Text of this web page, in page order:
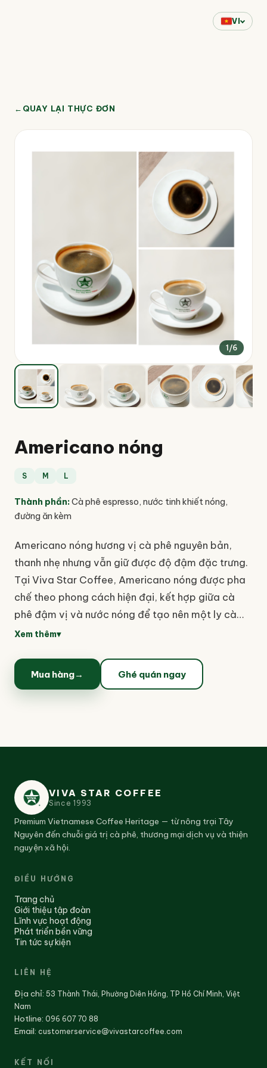
VI
← QUAY LẠI THỰC ĐƠN
1 /6
Americano nóng
S M L
Thành phần:Cà phê espresso, nước tinh khiết nóng,
đường ăn kèm
Americano nóng hương vị cà phê nguyên bản,
thanh nhẹ nhưng vẫn giữ được độ đậm đặc trưng.
Tại Viva Star Coffee, Americano nóng được pha
chế theo phong cách hiện đại, kết hợp giữa cà
phê đậm vị và nước nóng để tạo nên một ly cà
phê dễ uống, ít ngọt và phù hợp với nhiều thời
nóng nằm ở sự đơn giản nhưng tinh tế. Khi thưởng
thức, bạn có thể cảm nhận hương thơm cà phê
sáng, trong giờ làm việc hoặc những lúc cần một
ly cà phê giúp tỉnh táo mà vẫn nhẹ nhàng. Món
này cũng phù hợp với khách hàng yêu thích phong
cách cà phê tối giản, không quá nhiều thành phần
pha trộn nhưng vẫn giữ được tinh thần đặc trưng
của cà phê. Nếu bạn đang tìm một ly cà phê nóng
thức hằng ngày, Americano nóng tại Viva Star
Coffee là một lựa chọn đáng thử.
Xem thêm▾
Mua hàng→ Ghé quán ngay
VIVA STAR COFFEE
Since1993
Premium Vietnamese Coffee Heritage — từ nông trại Tây
Nguyên đến chuỗi giá trị cà phê, thương mại dịch vụ và thiện
nguyện xã hội.
ĐIỀU HƯỚNG
Trang chủ
Giới thiệu tập đoàn
Lĩnh vực hoạt động
Phát triển bền vững
Tin tức sự kiện
LIÊN HỆ
Địa chỉ: 53 Thành Thái, Phường Diên Hồng, TP Hồ Chí Minh, Việt
Nam
Hotline: 096 607 70 88
Email: customerservice@vivastarcoffee.com
KẾT NỐI